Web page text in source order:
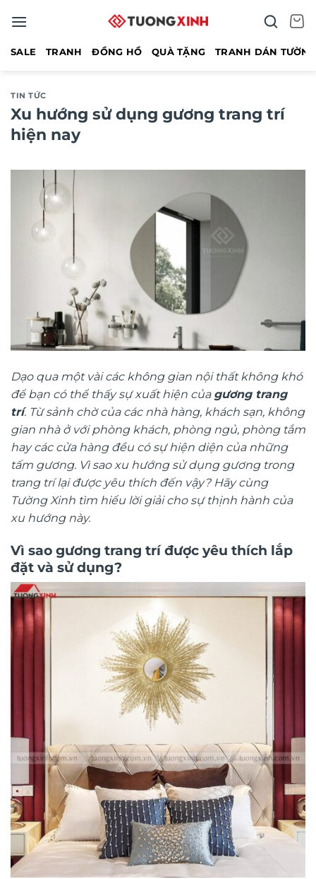
qua
SALE TRANH ĐỒNG HỒ QUÀ TẶNG TRANH DÁN
TIN TỨC
Xu hướng sử dụng gương trang trí
hiện nay
Dạo qua một vài các không gian nội thất không khó
để bạn có thể thấy sự xuất hiện của gương trang
trí. Từ sảnh chờ của các nhà hàng, khách sạn, không
gian nhà ở với phòng khách, phòng ngủ, phòng tắm
hay các cửa hàng đều có sự hiện diện của những
tấm gương. Vì sao xu hướng sử dụng gương trong
trang trí lại được yêu thích đến vậy? Hãy cùng
Tường Xinh tìm hiểu lời giải cho sự thịnh hành của
xu hướng này.
Vì sao gương trang tríđược yêu thích lắp
đặt và sử dụng?